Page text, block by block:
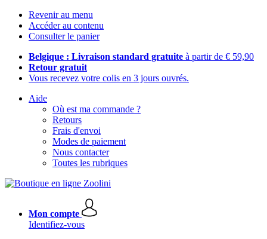
Revenir au menu
Accéder au contenu
Consulter le panier
Belgique : Livraison standard gratuite à partir de € 59,90
Retour gratuit
Vous recevez votre colis en 3 jours ouvrés.
Aide
Où est ma commande ?
Retours
Frais d'envoi
Modes de paiement
Nous contacter
Toutes les rubriques
Mon compte
Identifiez-vous